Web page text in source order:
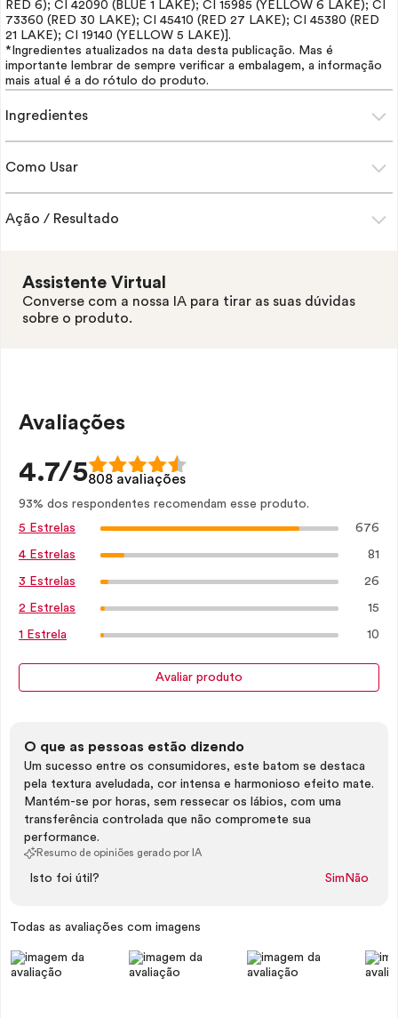
RED 6); CI 42090 (BLUE 1 LAKE); CI 15985 (YELLOW 6 LAKE); CI
73360 (RED 30 LAKE); CI 45410 (RED 27 LAKE); CI 45380 (RED
21 LAKE); CI 19140 (YELLOW 5 LAKE)].
*Ingredientes atualizados na data desta publicação. Mas é
importante lembrar de sempre verificar a embalagem, a informação
mais atual é a do rótulo do produto.
Ingredientes
Como Usar
Ação / Resultado
Assistente Virtual
Converse com a nossa IA para tirar as suas dúvidas
sobre o produto.
Avaliações
4.7/5808 avaliações
93% dos respondentes recomendam esse produto.
5 Estrelas
676
4 Estrelas 81
3 Estrelas 26
2 Estrelas 15
1 Estrela 10
Avaliar produto
O que as pessoas estão dizendo
Um sucesso entre os consumidores, este batom se destaca
pela textura aveludada, cor intensa e harmonioso efeito mate.
Mantém-se por horas, sem ressecar os lábios, com uma
transferência controlada que não compromete sua
performance.
Resumo de opiniões gerado por IA
Isto foi útil? Sim Não
Todas as avaliações com imagens